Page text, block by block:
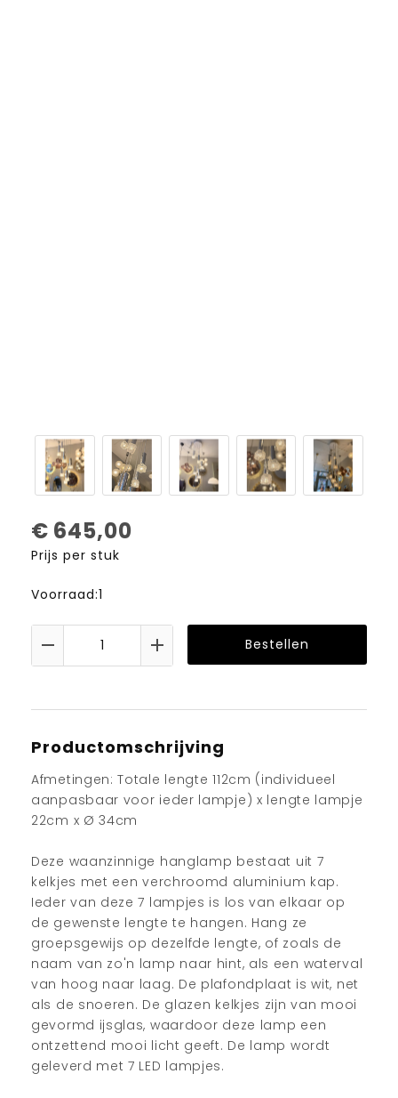
€ 645,00
Prijs per stuk
Voorraad:1
Bestellen
Productomschrijving
Afmetingen: Totale lengte 112cm (individueel
aanpasbaar voor ieder lampje) x lengte lampje
22cm x Ø 34cm
Deze waanzinnige hanglamp bestaat uit 7
kelkjes met een verchroomd aluminium kap.
Ieder van deze 7 lampjes is los van elkaar op
de gewenste lengte te hangen. Hang ze
groepsgewijs op dezelfde lengte, of zoals de
naam van zo'n lamp naar hint, als een waterval
van hoog naar laag. De plafondplaat is wit, net
als de snoeren. De glazen kelkjes zijn van mooi
gevormd ijsglas, waardoor deze lamp een
ontzettend mooi licht geeft. De lamp wordt
geleverd met 7 LED lampjes.